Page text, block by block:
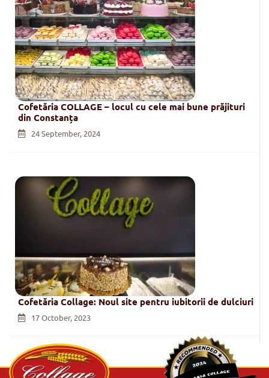
Cofetăria COLLAGE – locul cu cele mai bune prăjituri
din Constanța
24 September, 2024
Cofetăria Collage: Noul site pentru iubitorii de dulciuri
17 October, 2023